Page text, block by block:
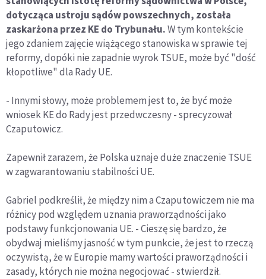
dotycząca ustroju sądów powszechnych, została
zaskarżona przez KE do Trybunału.W tym kontekście
jego zdaniem zajęcie wiążącego stanowiska w sprawie tej
reformy, dopóki nie zapadnie wyrok TSUE, może być "dość
kłopotliwe" dla Rady UE.
- Innymi słowy, może problemem jest to, że być może
wniosek KE do Rady jest przedwczesny - sprecyzował
Czaputowicz.
Zapewnił zarazem, że Polska uznaje duże znaczenie TSUE
w zagwarantowaniu stabilności UE.
Gabriel podkreślił, że między nim a Czaputowiczem nie ma
różnicy pod względem uznania praworządności jako
podstawy funkcjonowania UE. - Cieszę się bardzo, że
obydwaj mieliśmy jasność w tym punkcie, że jest to rzeczą
oczywistą, że w Europie mamy wartości praworządności i
zasady, których nie można negocjować - stwierdził.